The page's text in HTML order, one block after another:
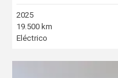
2025
19.500 km
Eléctrico